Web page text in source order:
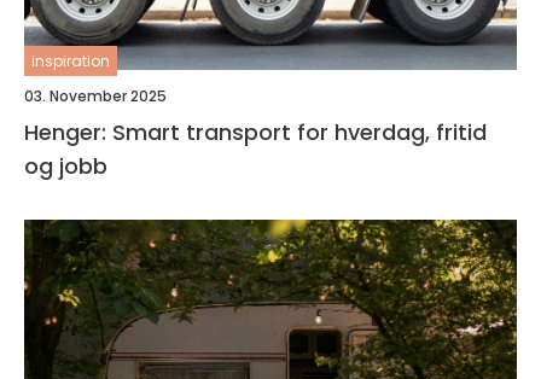
inspiration
03. November 2025
Henger: Smart transport for hverdag, fritid
og jobb